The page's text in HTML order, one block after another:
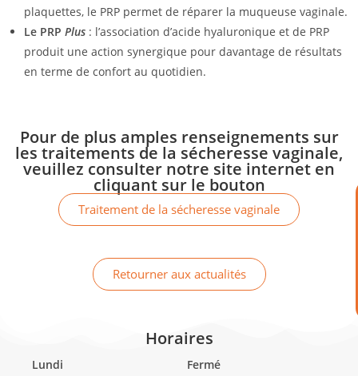
plaquettes, le PRP permet de réparer la muqueuse vaginale.
Le PRP Plus : l’association d’acide hyaluronique et de PRP
produit une action synergique pour davantage de résultats
en terme de confort au quotidien.
Pour de plus amples renseignements sur
les traitements de la sécheresse vaginale,
veuillez consulter notre site internet en
cliquant sur le bouton
Traitement de la sécheresse vaginale
Retourner aux actualités
Horaires
Lundi
Fermé